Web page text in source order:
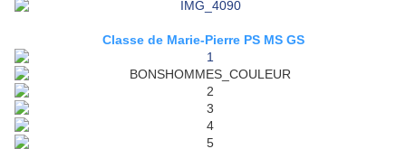
Classe de Marie-Pierre PS MS GS